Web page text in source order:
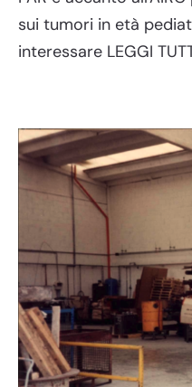
sui tumori in età
interessare LEGGI